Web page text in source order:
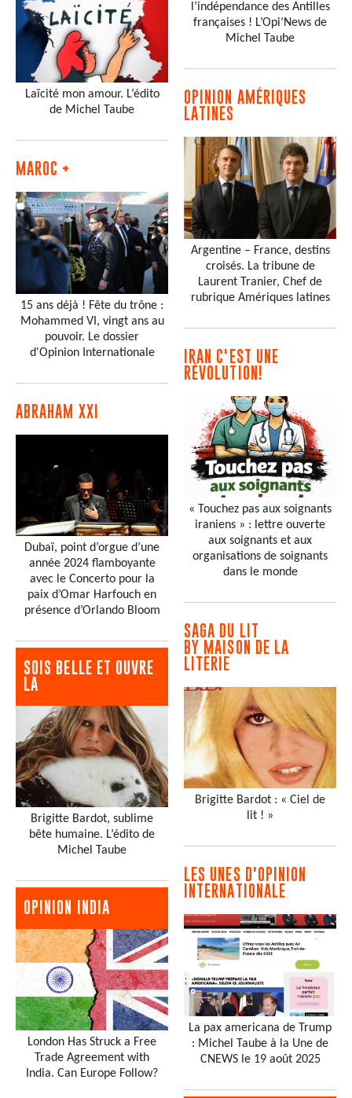
Laïcité mon amour. L’édito
de Michel Taube
MAROC +
15 ans déjà ! Fête du trône :
Mohammed VI, vingt ans au
pouvoir. Le dossier
d'Opinion Internationale
ABRAHAM XXI
Dubaï, point d’orgue d’une
année 2024 flamboyante
avec le Concerto pour la
paix d’Omar Harfouch en
présence d’Orlando Bloom
SOIS BELLE ET OUVRE
LA
Brigitte Bardot, sublime
bête humaine. L’édito de
Michel Taube
OPINION INDIA
London Has Struck a Free
Trade Agreement with
India. Can Europe Follow?
l’indépendance des Antilles
françaises ! L’Opi’News de
Michel Taube
OPINION AMÉRIQUES
LATINES
Argentine – France, destins
croisés. La tribune de
Laurent Tranier, Chef de
rubrique Amériques latines
IRAN C'EST UNE
RÉVOLUTION!
« Touchez pas aux soignants
iraniens » : lettre ouverte
aux soignants et aux
organisations de soignants
dans le monde
SAGA DU LIT
BY MAISON DE LA
LITERIE
Brigitte Bardot : « Ciel de
lit ! »
LES UNES D'OPINION
INTERNATIONALE
La pax americana de Trump
: Michel Taube à la Une de
CNEWS le 19 août 2025